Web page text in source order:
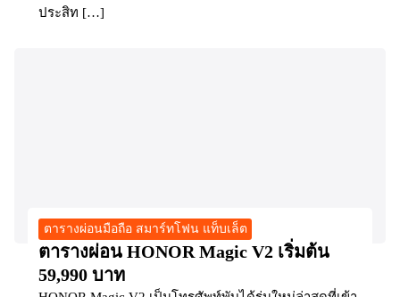
ประสิท […]
ตารางผ่อนมือถือ สมาร์ทโฟน แท็บเล็ต
ตารางผ่อน HONOR Magic V2 เริ่มต้น
59,990 บาท